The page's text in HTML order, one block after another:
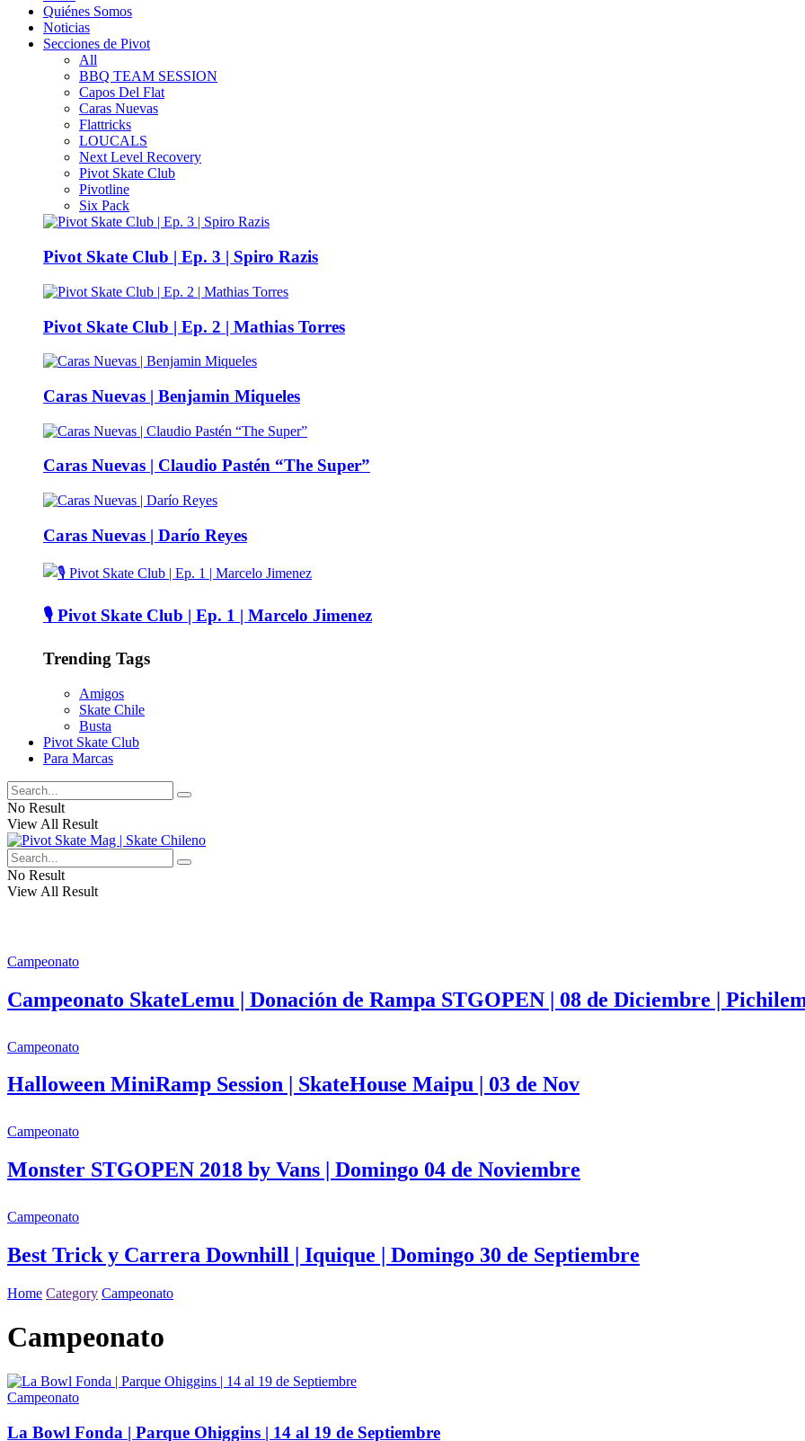
Quiénes Somos
Noticias
Secciones de Pivot
All
BBQ TEAM SESSION
Capos Del Flat
Caras Nuevas
Flattricks
LOUCALS
Next Level Recovery
Pivot Skate Club
Pivotline
Six Pack
Pivot Skate Club | Ep. 3 | Spiro Razis
Pivot Skate Club | Ep. 2 | Mathias Torres
Caras Nuevas | Benjamin Miqueles
Caras Nuevas | Claudio Pastén “The Super”
Caras Nuevas | Darío Reyes
🎙️ Pivot Skate Club | Ep. 1 | Marcelo Jimenez
Trending Tags
Amigos
Skate Chile
Busta
Pivot Skate Club
Para Marcas
No Result
View All Result
No Result
View All Result
Campeonato
Campeonato SkateLemu | Donación de Rampa STGOPEN | 08 de Diciembre |
Campeonato
Halloween MiniRamp Session | SkateHouse Maipu | 03 de Nov
Campeonato
Monster STGOPEN 2018 by Vans | Domingo 04 de Noviembre
Campeonato
Best Trick y Carrera Downhill | Iquique | Domingo 30 de Septiembre
Home Category Campeonato
Campeonato
Campeonato
La Bowl Fonda | Parque Ohiggins | 14 al 19 de Septiembre